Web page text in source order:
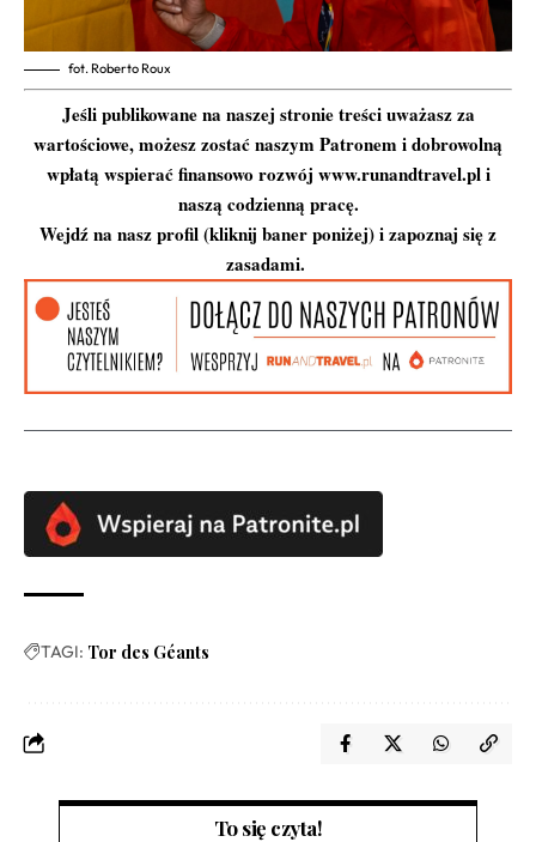
fot. Roberto Roux
Jeśli publikowane na naszej stronie treści uważasz za
wartościowe, możesz zostać naszym Patronem i dobrowolną
wpłatą wspierać finansowo rozwój www.runandtravel.pl i
naszą codzienną pracę.
Wejdź na nasz profil (kliknij baner poniżej) i zapoznaj się z
zasadami.
TAGI: Tor des Géants
To się czyta!